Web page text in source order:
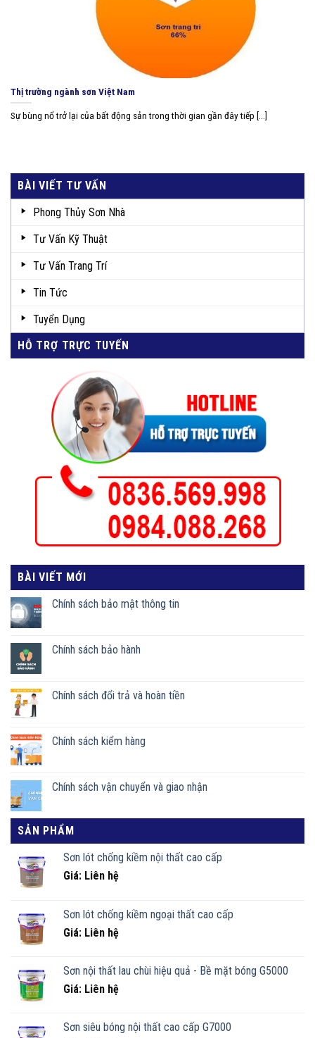
Thị trường ngành sơn Việt Nam
Sự bùng nổ trở lại của bất động sản trong thời gian gần đây tiếp [...]
BÀI VIẾT TƯ VẤN
Phong Thủy Sơn Nhà
Tư Vấn Kỹ Thuật
Tư Vấn Trang Trí
Tin Tức
Tuyển Dụng
HỖ TRỢ TRỰC TUYẾN
BÀI VIẾT MỚI
Chính sách bảo mật thông tin
Chính sách bảo hành
Chính sách đổi trả và hoàn tiền
Chính sách kiểm hàng
Chính sách vận chuyển và giao nhận
SẢN PHẨM
Sơn lót chống kiềm nội thất cao cấp
Giá: Liên hệ
Sơn lót chống kiềm ngoại thất cao cấp
Giá: Liên hệ
Sơn nội thất lau chùi hiệu quả - Bề mặt bóng G5000
Giá: Liên hệ
Sơn siêu bóng nội thất cao cấp G7000